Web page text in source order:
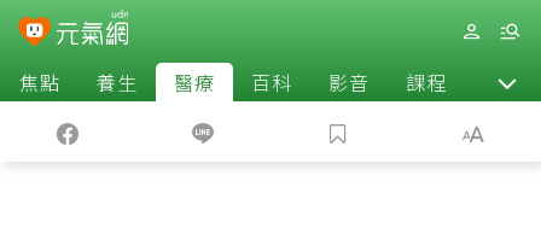
焦點 養生 醫療 百科 影音 課程 退休